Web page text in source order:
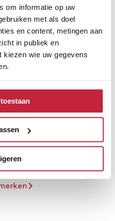
om informatie op uw
met als doel
en content, metingen aan
in publiek en
kiezen wie uw gegevens
ook graag:
over uw geografische
meter nauwkeurig kan zijn
door het actief te
(fingerprinting)
in het
moment wijzigen of